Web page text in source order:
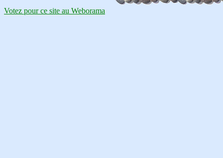
Votez pour ce site au Weborama